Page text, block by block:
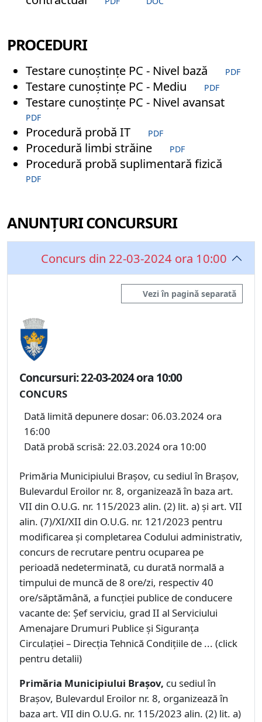
PROCEDURI
Testare cunoștințe PC - Nivel bază PDF
Testare cunoștințe PC - Mediu PDF
Testare cunoștințe PC - Nivel avansat
PDF
Procedură probă IT PDF
Procedură limbi străine PDF
Procedură probă suplimentară fizică
PDF
ANUNȚURI CONCURSURI
Concurs din 22-03-2024 ora 10:00
Vezi în pagină separată
Concursuri: 22-03-2024 ora 10:00
CONCURS
Dată limită depunere dosar: 06.03.2024 ora
16:00
Dată probă scrisă: 22.03.2024 ora 10:00
Primăria Municipiului Braşov, cu sediul în Braşov,
Bulevardul Eroilor nr. 8, organizează în baza art.
VII din O.U.G. nr. 115/2023 alin. (2) lit. a) și art. VII
alin. (7)/XI/XII din O.U.G. nr. 121/2023 pentru
modificarea și completarea Codului administrativ,
concurs de recrutare pentru ocuparea pe
perioadă nedeterminată, cu durată normală a
timpului de muncă de 8 ore/zi, respectiv 40
ore/săptămână, a funcţiei publice de conducere
vacante de: Șef serviciu, grad II al Serviciului
Amenajare Drumuri Publice și Siguranța
Circulației – Direcția Tehnică Condiţiile de ... (click
pentru detalii)
Primăria Municipiului Braşov, cu sediul în
Braşov, Bulevardul Eroilor nr. 8, organizează în
baza art. VII din O.U.G. nr. 115/2023 alin. (2) lit. a)